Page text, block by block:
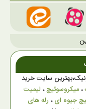
سایت خرید
،میکروسوئیچ، لیمیت
جیوه ای، رله های